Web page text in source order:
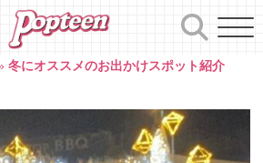
冬にオススメのお出かけスポット紹介